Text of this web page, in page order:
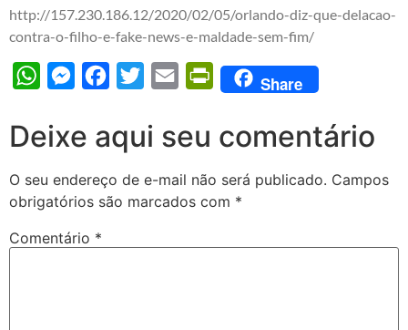
http://157.230.186.12/2020/02/05/orlando-diz-que-delacao-
contra-o-filho-e-fake-news-e-maldade-sem-fim/
WhatsAppMessengerFacebook
Twitter Email PrintFriendly
Share
Deixe aqui seu comentário
O seu endereço de e-mail não será publicado. Campos
obrigatórios são marcados com *
Comentário *